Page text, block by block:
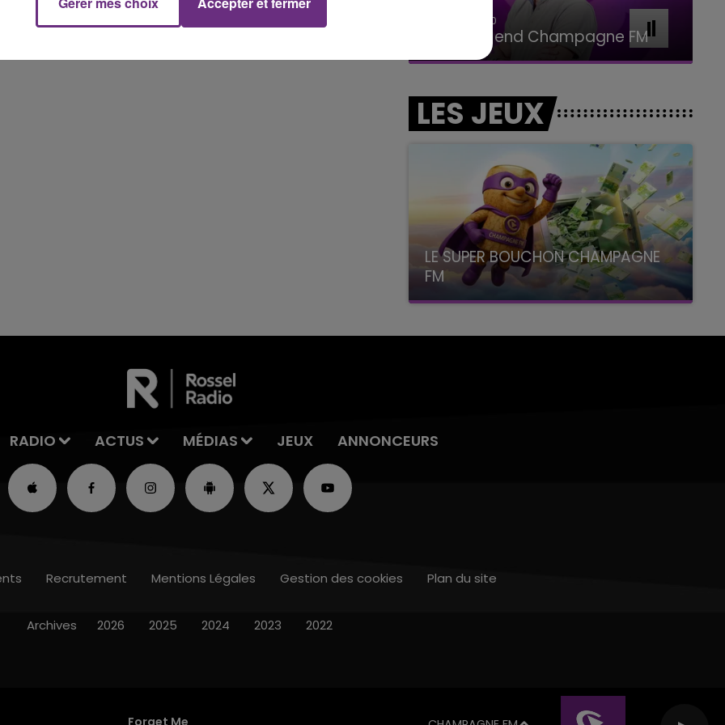
LES JEUX
LE SUPER BOUCHON CHAMPAGNE
FM
avec La Famille Champagne FM, à 8H10
RADIO ACTUS MÉDIAS JEUX ANNONCEURS
Forget Me
Recrutement Mentions Légales Gestion des cookies Plan du site
Archives 2026 2025 2024 2023 2022